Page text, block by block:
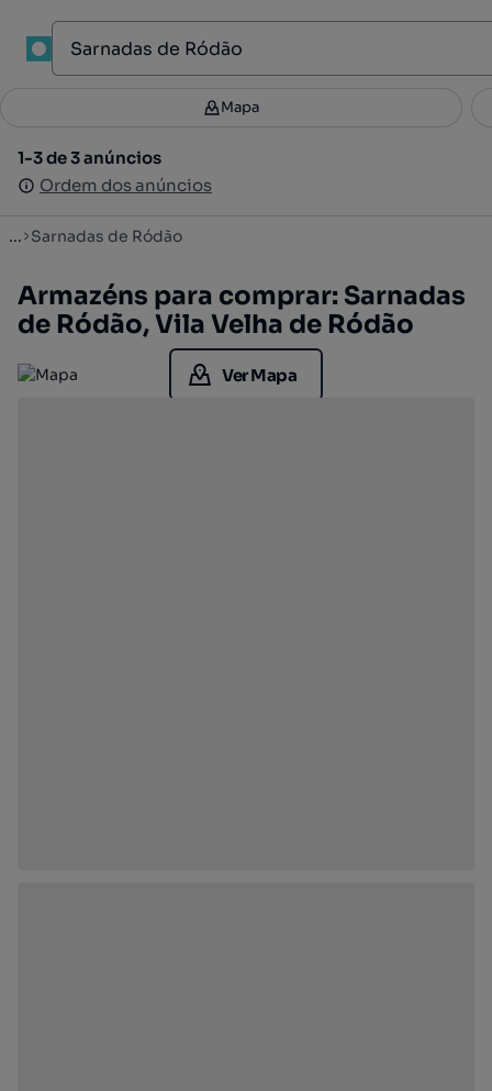
Filtros 2
1-3 de 3 anúncios
Ordem dos anúncios
Mapa
1-3 de 3 anúncios
Ordem dos anúncios
... Sarnadas de Ródão
Armazéns para comprar: Sarnadas
de Ródão, Vila Velha de Ródão
Ver Mapa